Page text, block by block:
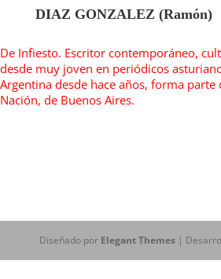
DIAZ GONZALEZ (Ramón)
De Infiesto. Escritor contemporáneo,
desde muy joven en periódicos
Argentina desde hace años, forma parte
Nación, de Buenos Aires.
Diseñado por Elegant Themes|